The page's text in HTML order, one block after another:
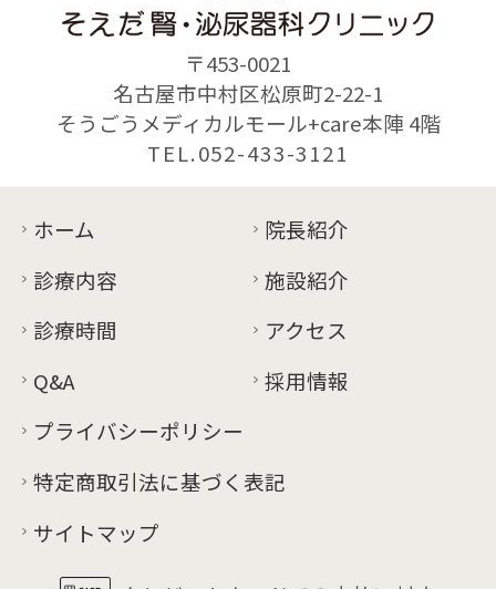
〒453-0021
名古屋市中村区松原町2-22-1
そうごうメディカルモール+care本陣 4階
TEL.052-433-3121
ホーム
院長紹介
診療内容
施設紹介
診療時間
アクセス
Q&A
採用情報
プライバシーポリシー
特定商取引法に基づく表記
サイトマップ